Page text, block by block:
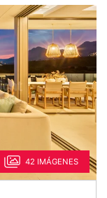
42 IMÁGENES